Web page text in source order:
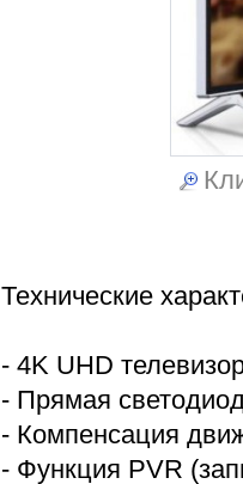
Технические
- 4K UHD
- Прямая
- Компенсация
- Функция PVR